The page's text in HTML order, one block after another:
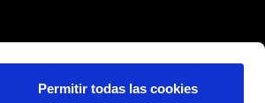
Permitir todas las cookies